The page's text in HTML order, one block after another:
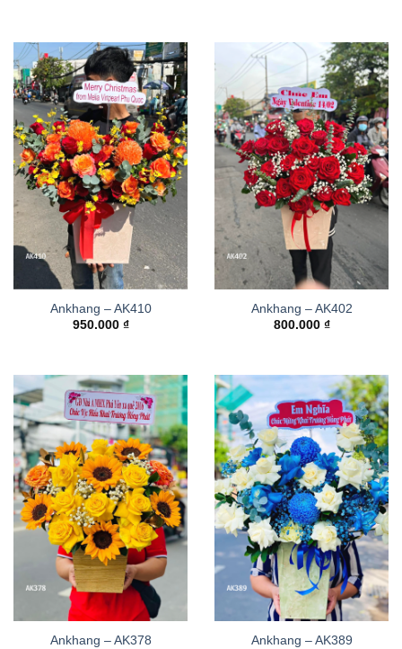
Ankhang – AK410
950.000 ₫
Ankhang – AK402
800.000 ₫
Ankhang – AK378
Ankhang – AK389